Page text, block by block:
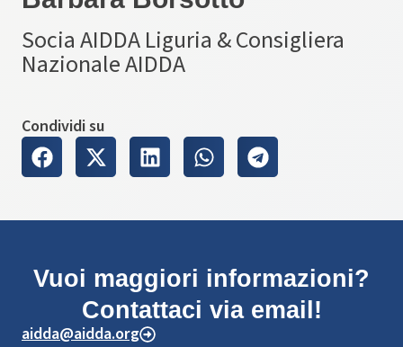
Socia AIDDA Liguria & Consigliera
Nazionale AIDDA
Condividi su
Vuoi maggiori informazioni?
Contattaci via email!
aidda@aidda.org